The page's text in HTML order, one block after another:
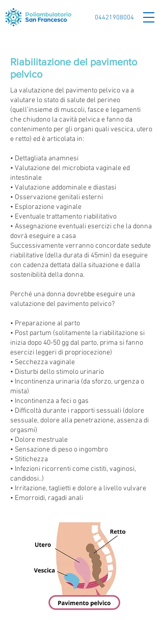
04421908004
Riabilitazione del pavimento
pelvico
La valutazione del pavimento pelvico va a
valutare lo stato di salute del perineo
(quell’insieme di muscoli, fasce e legamenti
che chiudono la cavità pelvica e fanno da
contenimento per gli organi quali vescica, utero
e retto) ed è articolata in:
• Dettagliata anamnesi
• Valutazione del microbiota vaginale ed
intestinale
• Valutazione addominale e diastasi
• Osservazione genitali esterni
• Esplorazione vaginale
• Eventuale trattamento riabilitativo
• Assegnazione eventuali esercizi che la donna
dovrà eseguire a casa
Successivamente verranno concordate sedute
riabilitative (della durata di 45min) da eseguire
con cadenza dettata dalla situazione e dalla
sostenibilità della donna.
Perché una donna dovrebbe eseguire una
valutazione del pavimento pelvico?
• Preparazione al parto
• Post partum (solitamente la riabilitazione si
inizia dopo 40-50 gg dal parto, prima si fanno
esercizi leggeri di propriocezione)
• Secchezza vaginale
• Disturbi dello stimolo urinario
• Incontinenza urinaria (da sforzo, urgenza o
mista)
• Incontinenza a feci o gas
• Difficoltà durante i rapporti sessuali (dolore
sessuale, dolore alla penetrazione, assenza di
orgasmi)
• Dolore mestruale
• Sensazione di peso o ingombro
• Stitichezza
• Infezioni ricorrenti come cistiti, vaginosi,
candidosi..)
• Irritazione, taglietti e dolore a livello vulvare
• Emorroidi, ragadi anali